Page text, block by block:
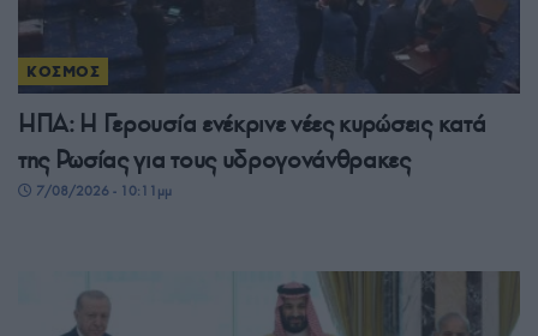
ΚΟΣΜΟΣ
ΗΠΑ: Η Γερουσία ενέκρινε νέες κυρώσεις κατά
της Ρωσίας για τους υδρογονάνθρακες
7/08/2026 - 10:11μμ